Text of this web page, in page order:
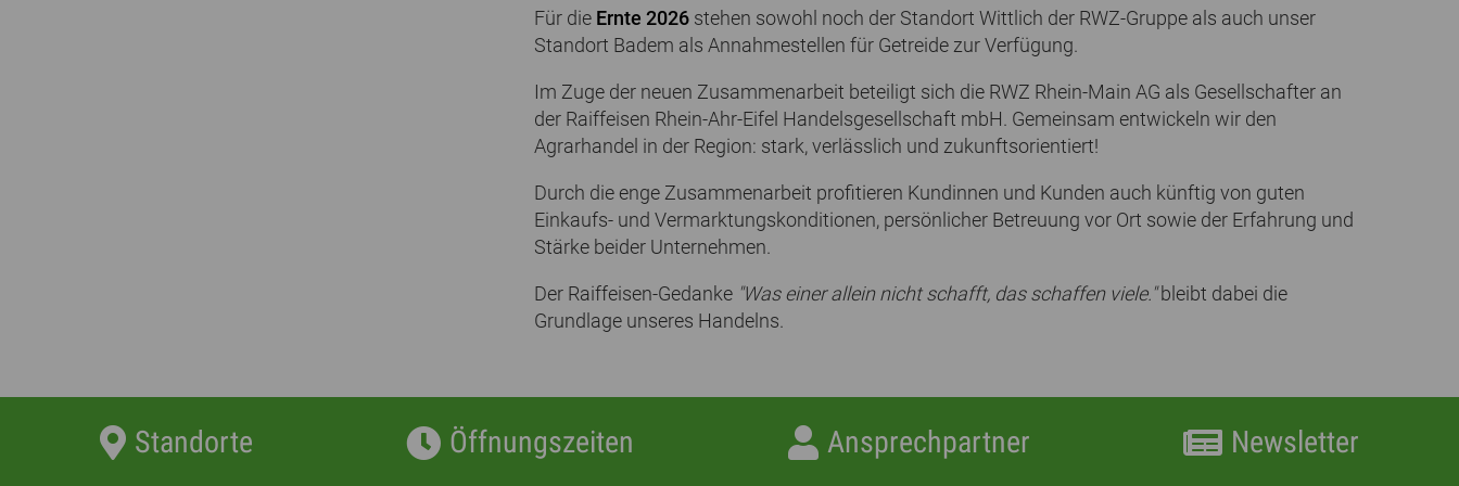
Für die Ernte 2026 stehen sowohl noch der Standort Wittlich der RWZ-Gruppe als auch unser
Standort Badem als Annahmestellen für Getreide zur Verfügung.
Im Zuge der neuen Zusammenarbeit beteiligt sich die RWZ Rhein-Main AG als Gesellschafter an
der Raiffeisen Rhein-Ahr-Eifel Handelsgesellschaft mbH. Gemeinsam entwickeln wir den
Agrarhandel in der Region: stark, verlässlich und zukunftsorientiert!
Durch die enge Zusammenarbeit profitieren Kundinnen und Kunden auch künftig von guten
Einkaufs- und Vermarktungskonditionen, persönlicher Betreuung vor Ort sowie der Erfahrung und
Stärke beider Unternehmen.
Der Raiffeisen-Gedanke "Was einer allein nicht schafft, das schaffen viele." bleibt dabei die
Grundlage unseres Handelns.
Standorte Öffnungszeiten Ansprechpartner Newsletter